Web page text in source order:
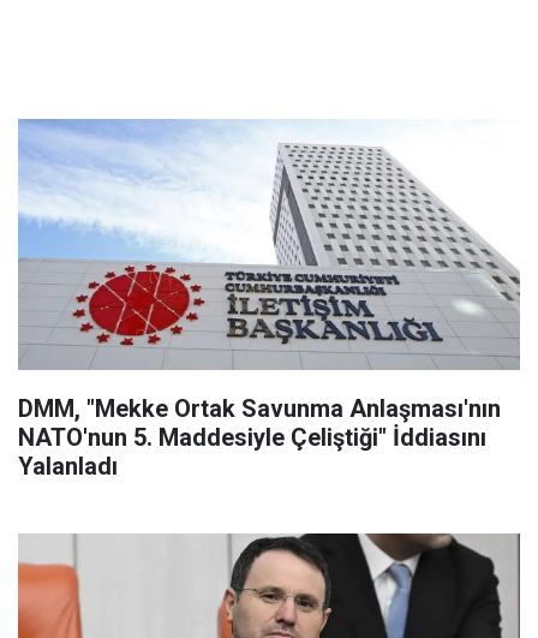
DMM, "Mekke Ortak Savunma Anlaşması'nın
NATO'nun 5. Maddesiyle Çeliştiği" İddiasını
Yalanladı